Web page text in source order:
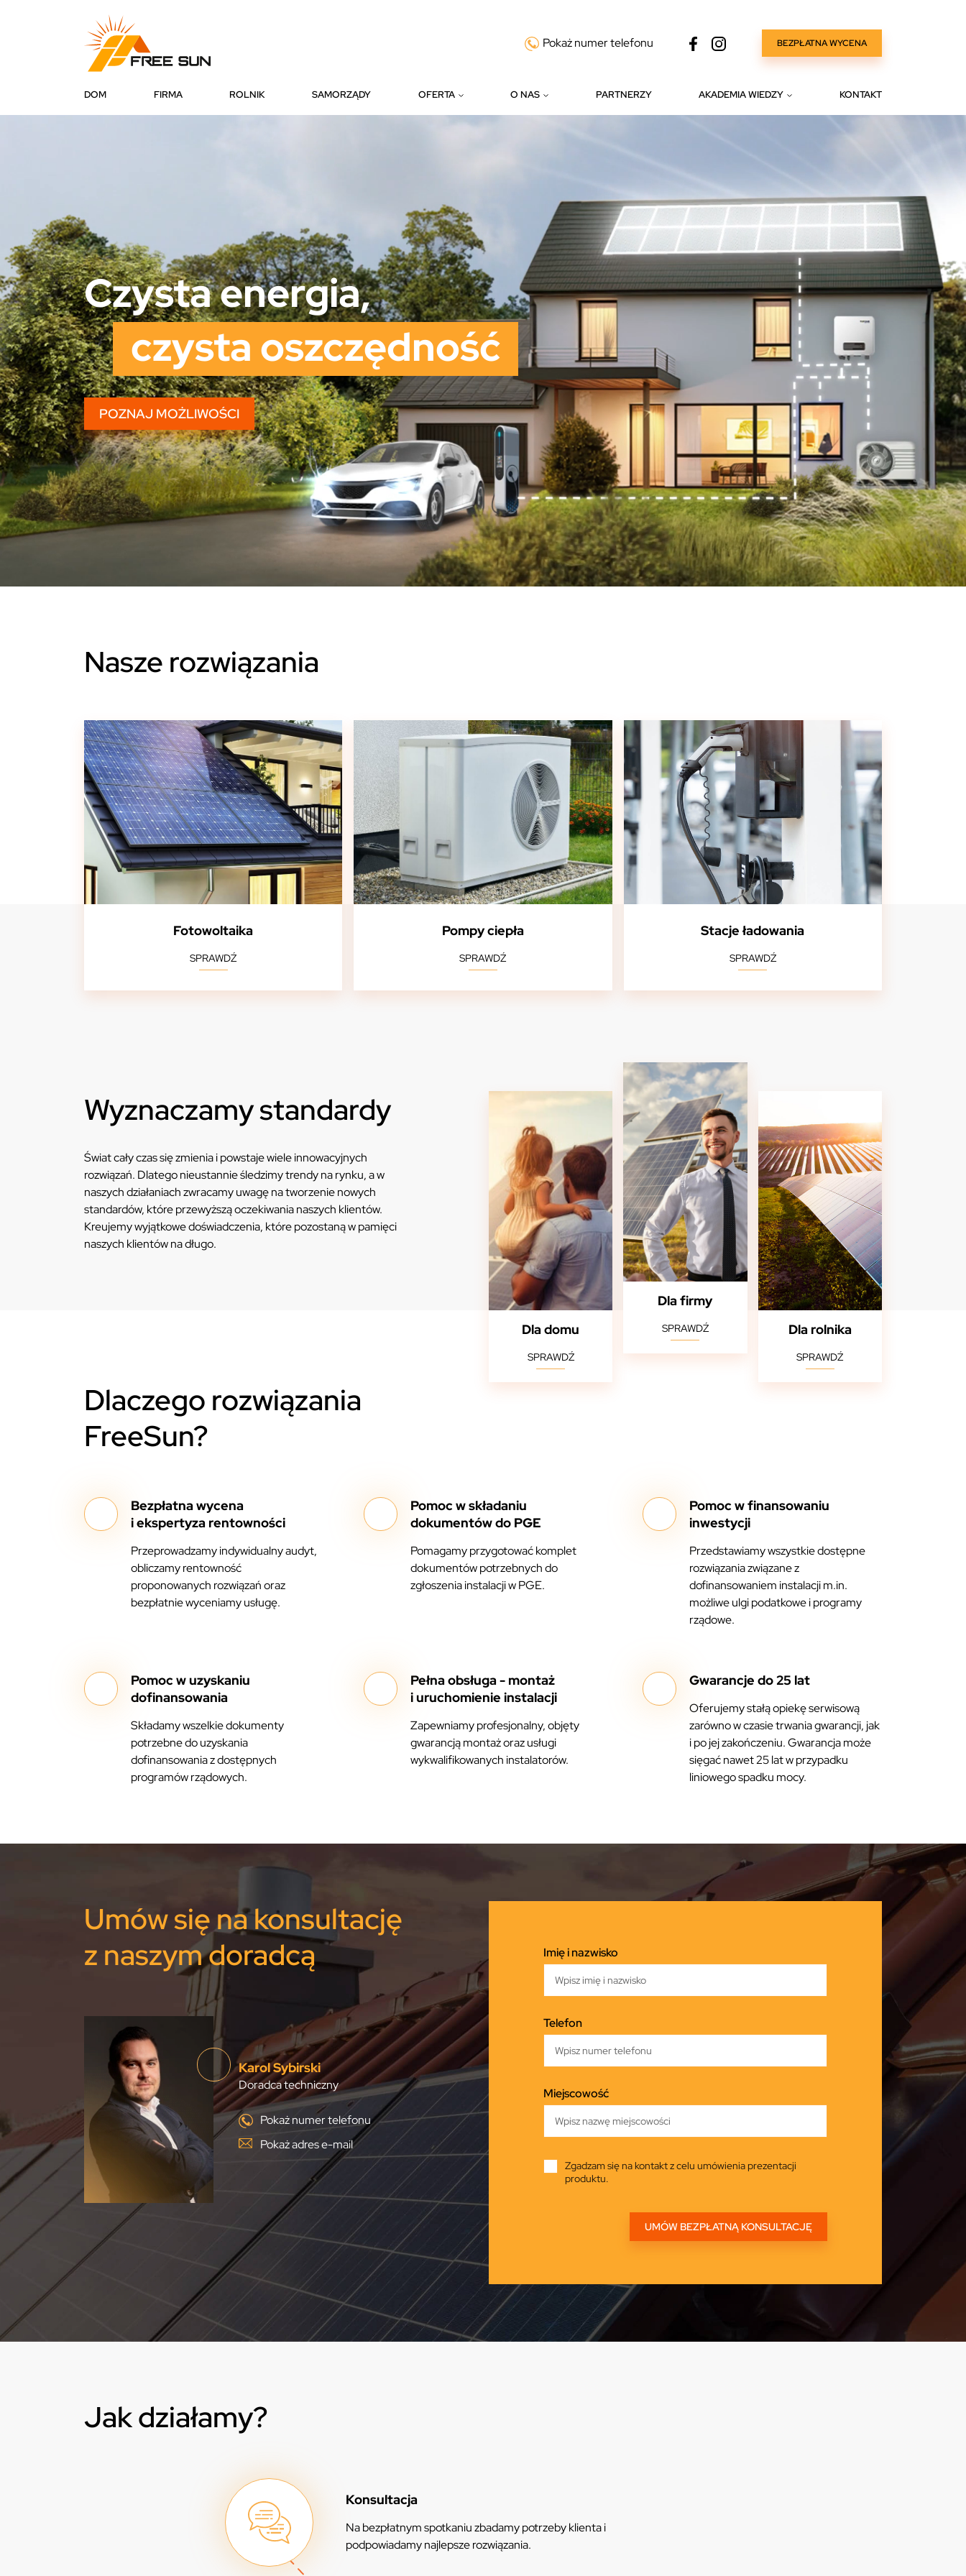
Pokaż numer telefonu BEZPŁATNA WYCENA
DOM FIRMA ROLNIK SAMORZĄDY OFERTA O NAS PARTNERZY AKADEMIA WIEDZY KONTAKT
Czysta energia,
czysta oszczędność
POZNAJ MOŻLIWOŚCI
Nasze rozwiązania
Fotowoltaika
SPRAWDŹ
Pompy ciepła
SPRAWDŹ
Stacje ładowania
SPRAWDŹ
Wyznaczamy standardy
Świat cały czas się zmienia i powstaje wiele innowacyjnych
rozwiązań. Dlatego nieustannie śledzimy trendy na rynku, a w
naszych działaniach zwracamy uwagę na tworzenie nowych
standardów, które przewyższą oczekiwania naszych klientów.
Kreujemy wyjątkowe doświadczenia, które pozostaną w pamięci
naszych klientów na długo.
Dla domu
SPRAWDŹ
Dla firmy
SPRAWDŹ Dla rolnika
SPRAWDŹ
Dlaczego rozwiązania
FreeSun?
Bezpłatna wycena
i ekspertyza rentowności
Przeprowadzamy indywidualny audyt,
obliczamy rentowność
proponowanych rozwiązań oraz
bezpłatnie wyceniamy usługę.
Pomoc w składaniu
dokumentów do PGE
Pomagamy przygotować komplet
dokumentów potrzebnych do
zgłoszenia instalacji w PGE.
Pomoc w finansowaniu
inwestycji
Przedstawiamy wszystkie dostępne
rozwiązania związane z
dofinansowaniem instalacji m.in.
możliwe ulgi podatkowe i programy
rządowe.
Pomoc w uzyskaniu
dofinansowania
Składamy wszelkie dokumenty
potrzebne do uzyskania
dofinansowania z dostępnych
programów rządowych.
Pełna obsługa - montaż
i uruchomienie instalacji
Zapewniamy profesjonalny, objęty
gwarancją montaż oraz usługi
wykwalifikowanych instalatorów.
Gwarancje do 25 lat
Oferujemy stałą opiekę serwisową
zarówno w czasie trwania gwarancji, jak
i po jej zakończeniu. Gwarancja może
sięgać nawet 25 lat w przypadku
liniowego spadku mocy.
Umów się na konsultację
z naszym doradcą
Karol Sybirski
Doradca techniczny
Pokaż numer telefonu
Pokaż adres e-mail
Imię i nazwisko
Telefon
Miejscowość
Zgadzam się na kontakt z celu umówienia prezentacji
produktu.
Jak działamy?
Konsultacja
Na bezpłatnym spotkaniu zbadamy potrzeby klienta i
podpowiadamy najlepsze rozwiązania.